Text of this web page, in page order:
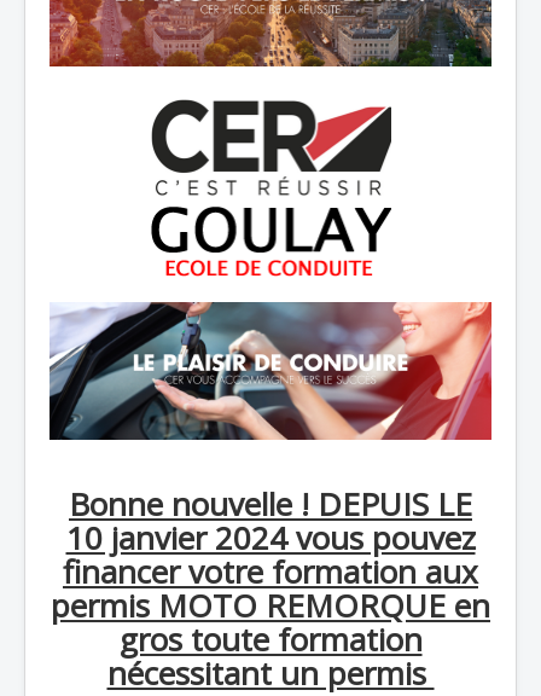
Author Login
Bonne nouvelle ! DEPUIS LE
10 janvier 2024 vous pouvez
financer votre formation aux
permis MOTO REMORQUE en
gros toute formation
nécessitant un permis